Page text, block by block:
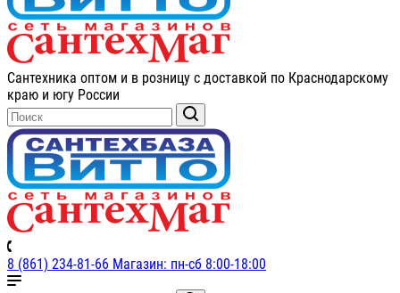
Сантехника оптом и в розницу с доставкой по Краснодарскому
краю и югу России
8 (861) 234-81-66 Магазин: пн-сб 8:00-18:00